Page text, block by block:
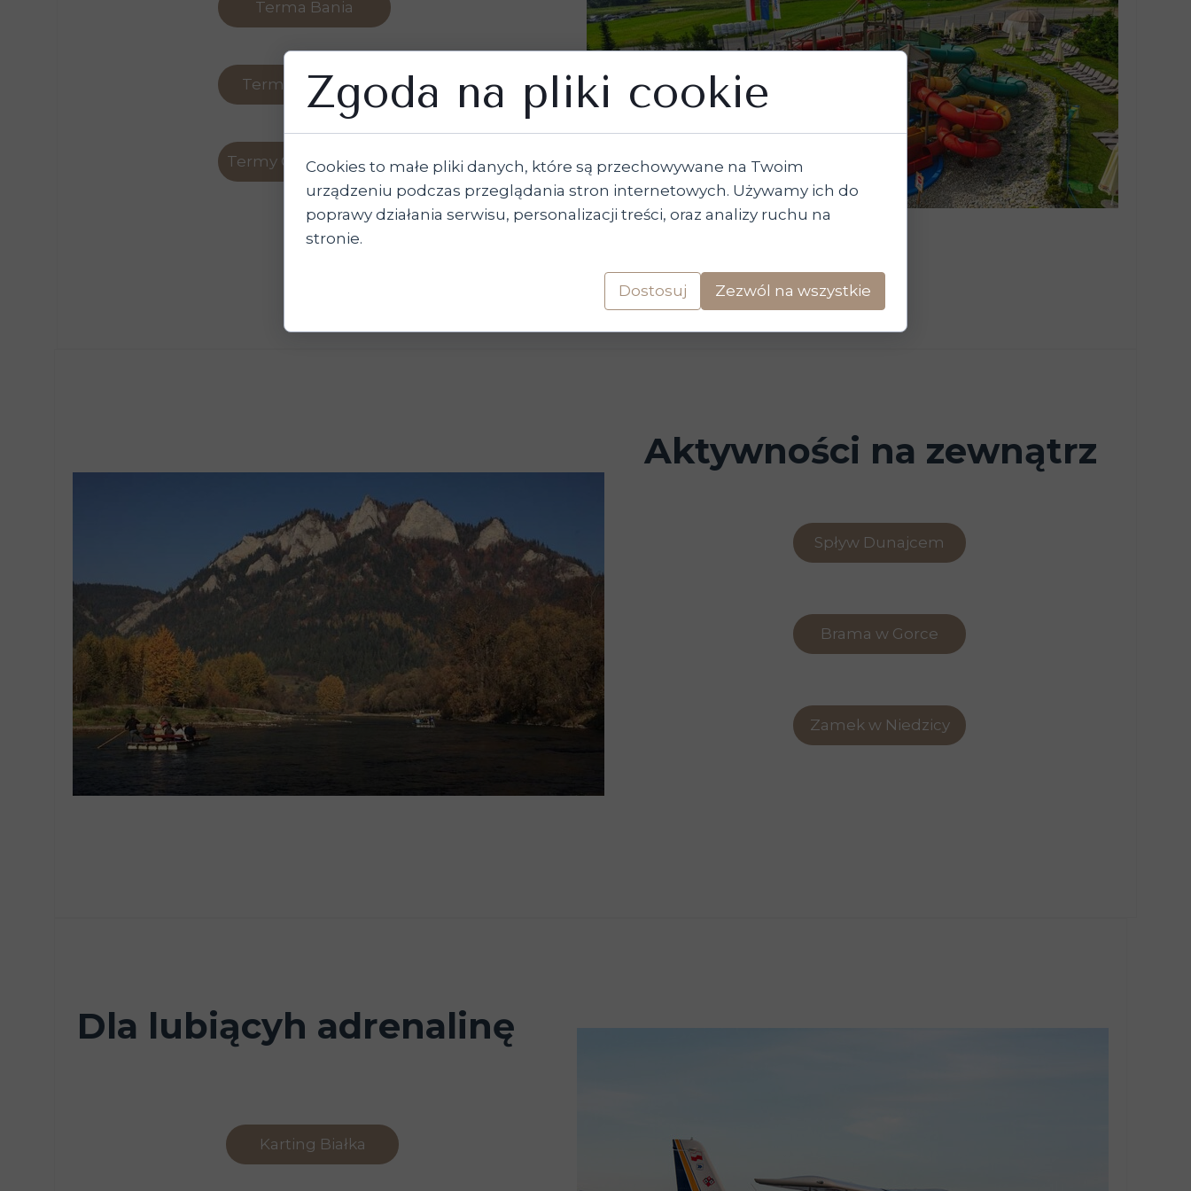
Termy Gorący Potok
Termy Bukovina
Terma Bania
Karting Białka
Dla lubiącyh adrenalinę
Zamek w Niedzicy
Brama w Gorce
Spływ Dunajcem
Aktywności na zewnątrz
Zgoda na pliki cookie
Cookies to małe pliki danych, które są przechowywane na Twoim
urządzeniu podczas przeglądania stron internetowych. Używamy ich do
poprawy działania serwisu, personalizacji treści, oraz analizy ruchu na
stronie.
Dostosuj Zezwól na wszystkie